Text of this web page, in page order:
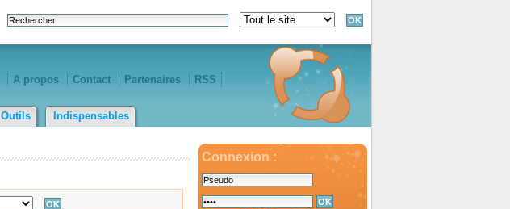
A propos Contact Partenaires RSS
Outils Indispensables
Connexion :